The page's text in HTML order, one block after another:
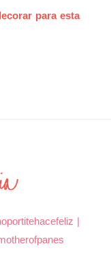
para esta
|